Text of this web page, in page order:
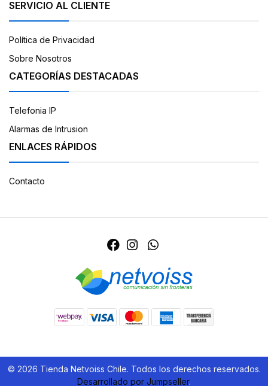
SERVICIO AL CLIENTE
Política de Privacidad
Sobre Nosotros
CATEGORÍAS DESTACADAS
Telefonia IP
Alarmas de Intrusion
ENLACES RÁPIDOS
Contacto
© 2026 Tienda Netvoiss Chile. Todos los derechos reservados.
Desarrollado por Jumpseller.